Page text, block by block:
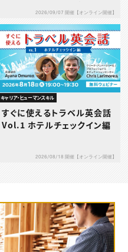
2026/09/07 開催【オンライン開催】
キャリア・ヒューマンスキル
すぐに使えるトラベル英会話
Vol.1 ホテルチェックイン編
2026/08/18 開催【オンライン開催】